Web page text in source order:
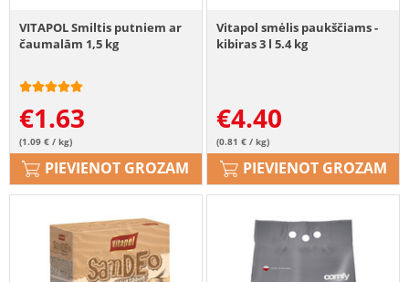
VITAPOL Smiltis putniem ar
čaumalām 1,5 kg
€1.63
(1.09 € / kg)
PIEVIENOT GROZAM
Vitapol smėlis paukščiams -
kibiras 3 l 5.4 kg
€4.40
(0.81 € / kg)
PIEVIENOT GROZAM